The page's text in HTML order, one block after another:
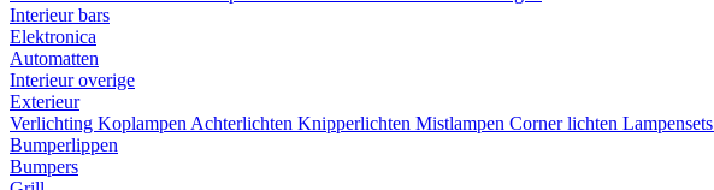
Interieur bars
Elektronica
Automatten
Interieur overige
Exterieur
Verlichting Koplampen Achterlichten Knipperlichten Mistlampen Corner lichten Lampensets
Bumperlippen
Bumpers